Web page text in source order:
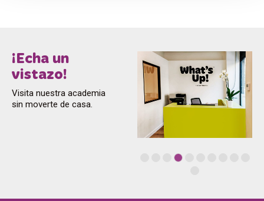
¡Echa un
vistazo!
Visita nuestra academia
sin moverte de casa.